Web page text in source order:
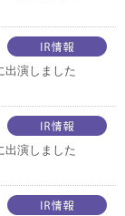
出演しました
出演しました